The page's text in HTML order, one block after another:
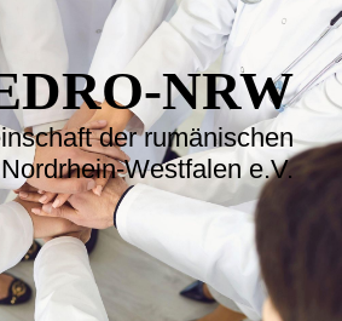
NRW
der rumänischen
Westfalen e.V.